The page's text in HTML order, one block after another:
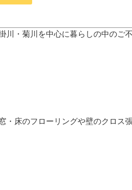
川・菊川
を中心に暮らしの中のご
・床のフローリングや壁のクロス